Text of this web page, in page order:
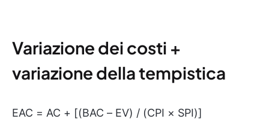
Variazione dei costi +
variazione della tempistica
EAC = AC + [(BAC – EV) / (CPI × SPI)]